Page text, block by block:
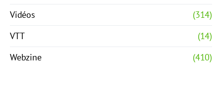
Vidéos
(314)
VTT
(14)
Webzine
(410)